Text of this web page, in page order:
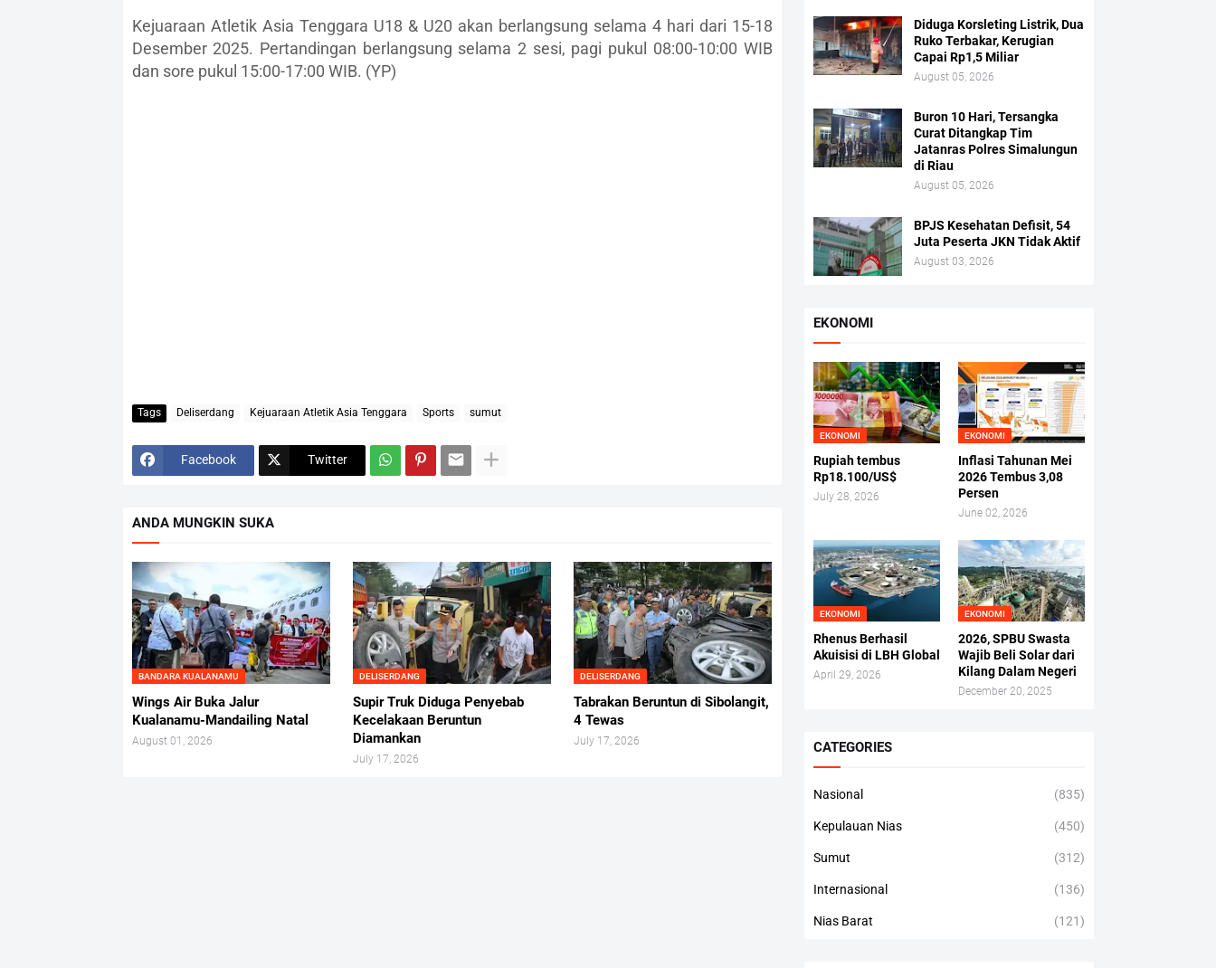
Kejuaraan Atletik Asia Tenggara U18 & U20 akan berlangsung selama 4 hari dari 15-18
Desember 2025. Pertandingan berlangsung selama 2 sesi, pagi pukul 08:00-10:00 WIB
dan sore pukul 15:00-17:00 WIB. (YP)
Tags Deliserdang Kejuaraan Atletik Asia Tenggara Sports sumut
Facebook Twitter
ANDA MUNGKIN SUKA
BANDARA KUALANAMU
Wings Air Buka Jalur
Kualanamu-Mandailing Natal
August 01, 2026
DELISERDANG
Supir Truk Diduga Penyebab
Kecelakaan Beruntun
Diamankan
July 17, 2026
DELISERDANG
Tabrakan Beruntun di Sibolangit,
4 Tewas
July 17, 2026
Diduga Korsleting Listrik, Dua
Ruko Terbakar, Kerugian
Capai Rp1,5 Miliar
August 05, 2026
Buron 10 Hari, Tersangka
Curat Ditangkap Tim
Jatanras Polres Simalungun
di Riau
August 05, 2026
BPJS Kesehatan Defisit, 54
Juta Peserta JKN Tidak Aktif
August 03, 2026
EKONOMI
EKONOMI
Rupiah tembus
Rp18.100/US$
July 28, 2026
EKONOMI
Inflasi Tahunan Mei
2026 Tembus 3,08
Persen
June 02, 2026
EKONOMI
Rhenus Berhasil
Akuisisi di LBH Global
April 29, 2026
EKONOMI
2026, SPBU Swasta
Wajib Beli Solar dari
Kilang Dalam Negeri
December 20, 2025
CATEGORIES
Nasional (835)
Kepulauan Nias (450)
Sumut (312)
Internasional (136)
Nias Barat (121)